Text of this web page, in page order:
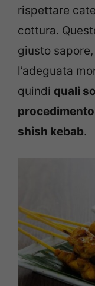
rispettare
cottura.
giusto
l’adeguata
quindi quali
shish kebab.